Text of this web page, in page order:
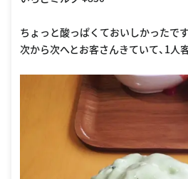
ちょっと酸っぱくておいしかったです
次から次へとお客さんきていて、1人